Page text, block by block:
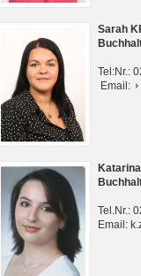
Sarah
Tel:Nr.:
Email:
Tel.Nr.:
Email: